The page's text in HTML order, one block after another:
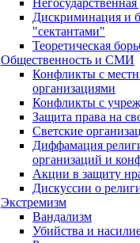
Дискриминация и
"сектантами"
Теоретическая
Общественность и СМИ
Конфликты с
организациями
Конфликты с
Защита права на
Светские
Диффамация
организаций и
Акции в защиту
Дискуссии о
Экстремизм
Вандализм
Убийства и